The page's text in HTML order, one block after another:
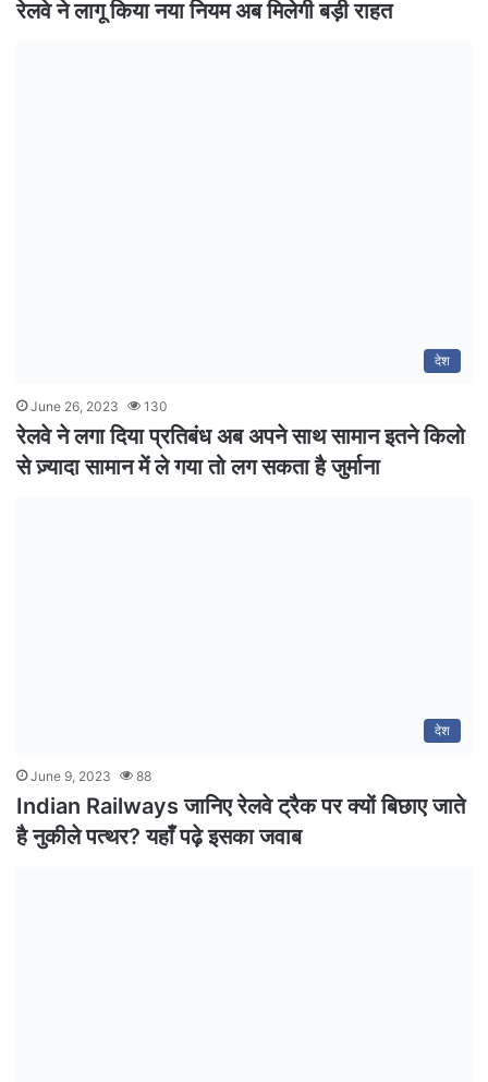
रेलवे ने लागू किया नया नियम अब मिलेगी बड़ी राहत
देश
June 26, 2023 130
रेलवे ने लगा दिया प्रतिबंध अब अपने साथ सामान इतने किलो
से ज़्यादा सामान में ले गया तो लग सकता है जुर्माना
देश
June 9, 2023 88
Indian Railways जानिए रेलवे ट्रैक पर क्यों बिछाए जाते
है नुकीले पत्थर? यहाँ पढ़े इसका जवाब